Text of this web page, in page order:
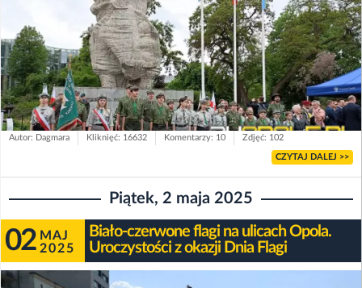
Autor: Dagmara Kliknięć: 16632 Komentarzy: 10 Zdjęć: 102
CZYTAJ DALEJ >>
Piątek, 2 maja 2025
02 MAJ
2025
Biało-czerwone flagi na ulicach Opola.
Uroczystości z okazji Dnia Flagi